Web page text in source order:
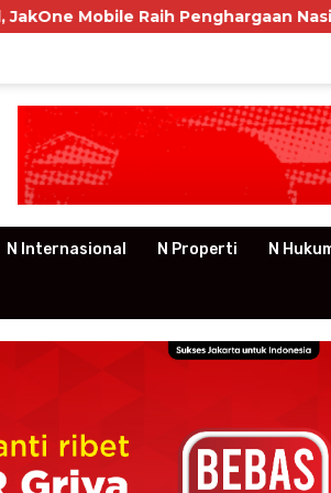
Nasional P3RSI
N Internasional N Properti N